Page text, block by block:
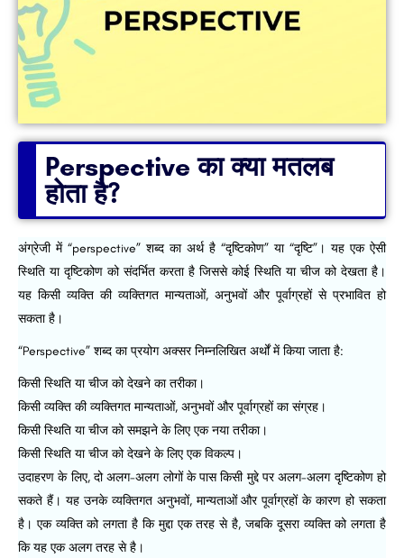
Perspective का क्या मतलब
होता है?
अंग्रेजी में “perspective” शब्द का अर्थ है “दृष्टिकोण” या “दृष्टि”। यह एक ऐसी
स्थिति या दृष्टिकोण को संदर्भित करता है जिससे कोई स्थिति या चीज को देखता है।
यह किसी व्यक्ति की व्यक्तिगत मान्यताओं, अनुभवों और पूर्वाग्रहों से प्रभावित हो
सकता है।
“Perspective” शब्द का प्रयोग अक्सर निम्नलिखित अर्थों में किया जाता है:
किसी स्थिति या चीज को देखने का तरीका।
किसी व्यक्ति की व्यक्तिगत मान्यताओं, अनुभवों और पूर्वाग्रहों का संग्रह।
किसी स्थिति या चीज को समझने के लिए एक नया तरीका।
किसी स्थिति या चीज को देखने के लिए एक विकल्प।
उदाहरण के लिए, दो अलग-अलग लोगों के पास किसी मुद्दे पर अलग-अलग दृष्टिकोण हो
सकते हैं। यह उनके व्यक्तिगत अनुभवों, मान्यताओं और पूर्वाग्रहों के कारण हो सकता
है। एक व्यक्ति को लगता है कि मुद्दा एक तरह से है, जबकि दूसरा व्यक्ति को लगता है
कि यह एक अलग तरह से है।